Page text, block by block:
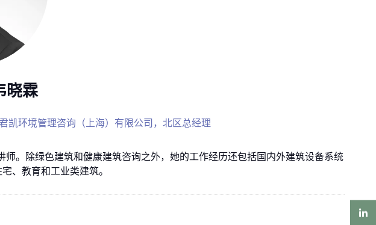
晓霖
君凯环境管理咨询（上海）有限公司，北区总经理
师。除绿色建筑和健康建筑咨询之外，她的工作经历还包括国内外建筑设备系统
、教育和工业类建筑。